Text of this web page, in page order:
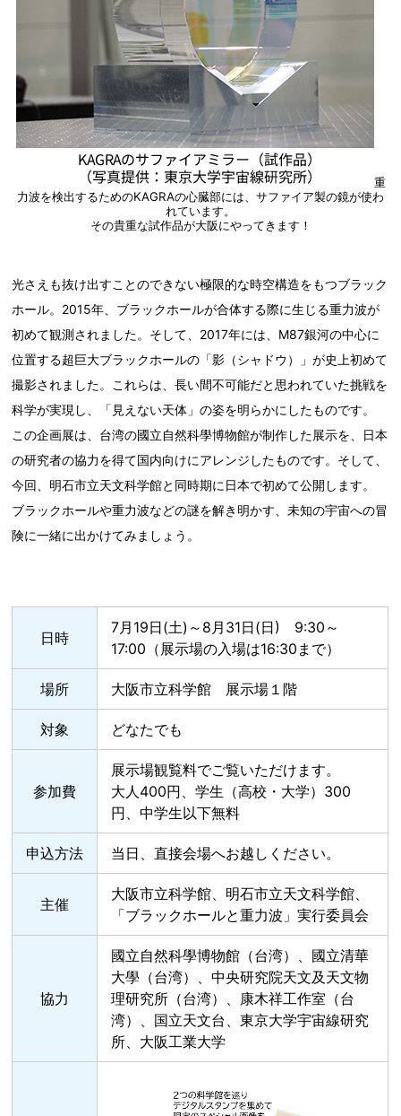
重
力波を検出するためのKAGRAの心臓部には、サファイア製の鏡が使わ
れています。
その貴重な試作品が大阪にやってきます！
光さえも抜け出すことのできない極限的な時空構造をもつブラック
ホール。2015年、ブラックホールが合体する際に生じる重力波が
初めて観測されました。そして、2017年には、M87銀河の中心に
位置する超巨大ブラックホールの「影（シャドウ）」が史上初めて
撮影されました。これらは、長い間不可能だと思われていた挑戦を
科学が実現し、「見えない天体」の姿を明らかにしたものです。
この企画展は、台湾の國立自然科學博物館が制作した展示を、日本
の研究者の協力を得て国内向けにアレンジしたものです。そして、
今回、明石市立天文科学館と同時期に日本で初めて公開します。
ブラックホールや重力波などの謎を解き明かす、未知の宇宙への冒
険に一緒に出かけてみましょう。
日時
7月19日(土)～8月31日(日) 9:30～
17:00（展示場の入場は16:30まで）
場所 大阪市立科学館 展示場１階
対象 どなたでも
参加費
展示場観覧料でご覧いただけます。
大人400円、学生（高校・大学）300
円、中学生以下無料
申込方法 当日、直接会場へお越しください。
主催
大阪市立科学館、明石市立天文科学館、
「ブラックホールと重力波」実行委員会
協力
國立自然科學博物館（台湾）、國立清華
大學（台湾）、中央研究院天文及天文物
理研究所（台湾）、康木祥工作室（台
湾）、国立天文台、東京大学宇宙線研究
所、大阪工業大学